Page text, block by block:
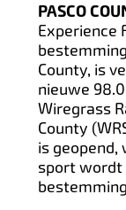
PASCO
Experience
County, is
nieuwe
Wiregrass
County
is geopend,
sport wordt